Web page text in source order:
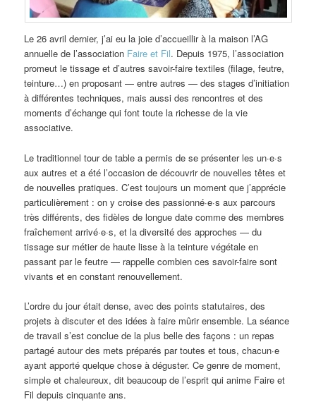
Le 26 avril dernier, j’ai eu la joie d’accueillir à la maison l’AG
annuelle de l’association Faire et Fil. Depuis 1975, l’association
promeut le tissage et d’autres savoir-faire textiles (filage, feutre,
teinture…) en proposant — entre autres — des stages d’initiation
à différentes techniques, mais aussi des rencontres et des
moments d’échange qui font toute la richesse de la vie
associative.
Le traditionnel tour de table a permis de se présenter les un·e·s
aux autres et a été l’occasion de découvrir de nouvelles têtes et
de nouvelles pratiques. C’est toujours un moment que j’apprécie
particulièrement : on y croise des passionné·e·s aux parcours
très différents, des fidèles de longue date comme des membres
fraîchement arrivé·e·s, et la diversité des approches — du
tissage sur métier de haute lisse à la teinture végétale en
passant par le feutre — rappelle combien ces savoir-faire sont
vivants et en constant renouvellement.
L’ordre du jour était dense, avec des points statutaires, des
projets à discuter et des idées à faire mûrir ensemble. La séance
de travail s’est conclue de la plus belle des façons : un repas
partagé autour des mets préparés par toutes et tous, chacun·e
ayant apporté quelque chose à déguster. Ce genre de moment,
simple et chaleureux, dit beaucoup de l’esprit qui anime Faire et
Fil depuis cinquante ans.